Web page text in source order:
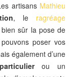
artisans Mathieu
, le ragréage
sûr la pose de
poser vos
également d’une
particulierou un